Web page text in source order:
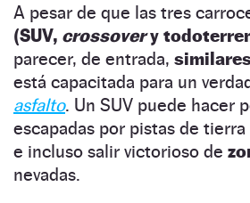
A pesar de que las tres
(SUV, crossovery
parecer, de entrada,
está capacitada para un
asfalto. Un SUV puede hacer
escapadas por pistas de
e incluso salir victorioso de
nevadas.